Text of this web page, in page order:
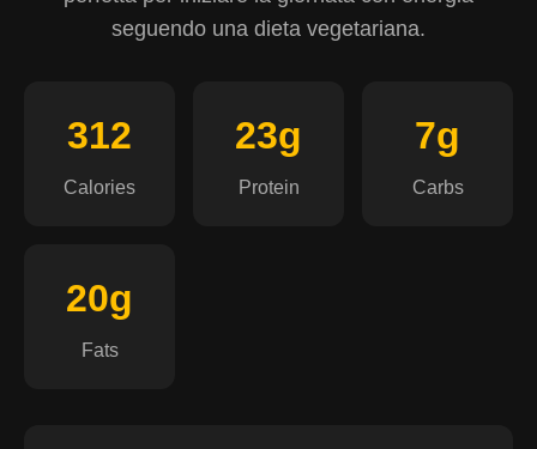
seguendo una dieta vegetariana.
312
Calories
23g
Protein
7g
Carbs
20g
Fats